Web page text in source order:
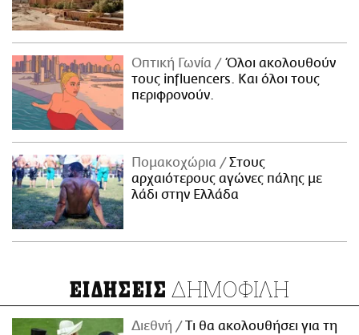
Οπτική Γωνία
Όλοι ακολουθούν
τους influencers. Και όλοι τους
περιφρονούν.
Πομακοχώρια
Στους
αρχαιότερους αγώνες πάλης με
λάδι στην Ελλάδα
ΕΙΔΗΣΕΙΣ ΔΗΜΟΦΙΛΗ
Διεθνή Τι θα ακολουθήσει για τη